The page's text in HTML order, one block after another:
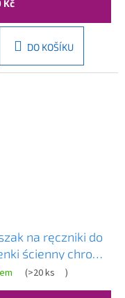
Kč
DO KOŠÍKU
na ręczniki do
ścienny chrom
(>20 ks )